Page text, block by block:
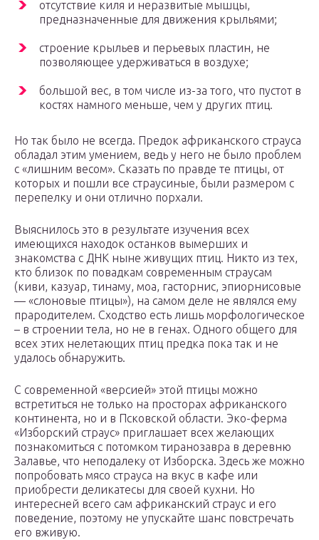
отсутствие киля и неразвитые мышцы,
предназначенные для движения крыльями;
строение крыльев и перьевых пластин, не
позволяющее удерживаться в воздухе;
большой вес, в том числе из-за того, что пустот в
костях намного меньше, чем у других птиц.
Но так было не всегда. Предок африканского страуса
обладал этим умением, ведь у него не было проблем
с «лишним весом». Сказать по правде те птицы, от
которых и пошли все страусиные, были размером с
перепелку и они отлично порхали.
Выяснилось это в результате изучения всех
имеющихся находок останков вымерших и
знакомства с ДНК ныне живущих птиц. Никто из тех,
кто близок по повадкам современным страусам
(киви, казуар, тинаму, моа, гасторнис, эпиорнисовые
— «слоновые птицы»), на самом деле не являлся ему
прародителем. Сходство есть лишь морфологическое
– в строении тела, но не в генах. Одного общего для
всех этих нелетающих птиц предка пока так и не
удалось обнаружить.
С современной «версией» этой птицы можно
встретиться не только на просторах африканского
континента, но и в Псковской области. Эко-ферма
«Изборский страус» приглашает всех желающих
познакомиться с потомком тиранозавра в деревню
Залавье, что неподалеку от Изборска. Здесь же можно
попробовать мясо страуса на вкус в кафе или
приобрести деликатесы для своей кухни. Но
интересней всего сам африканский страус и его
поведение, поэтому не упускайте шанс повстречать
его вживую.